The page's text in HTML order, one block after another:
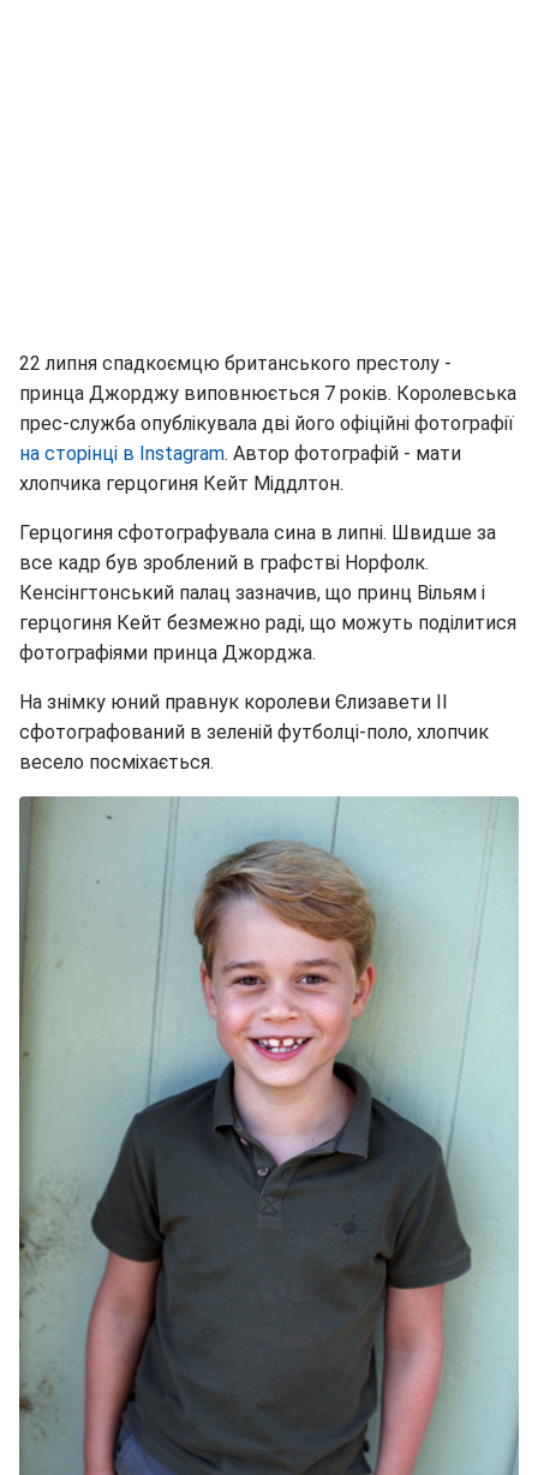
22 липня спадкоємцю британського престолу -
принца Джорджу виповнюється 7 років. Королевська
прес-служба опублікувала дві його офіційні фотографії
на сторінці в Instagram. Автор фотографій - мати
хлопчика герцогиня Кейт Міддлтон.
Герцогиня сфотографувала сина в липні. Швидше за
все кадр був зроблений в графстві Норфолк.
Кенсінгтонський палац зазначив, що принц Вільям і
герцогиня Кейт безмежно раді, що можуть поділитися
фотографіями принца Джорджа.
На знімку юний правнук королеви Єлизавети II
сфотографований в зеленій футболці-поло, хлопчик
весело посміхається.